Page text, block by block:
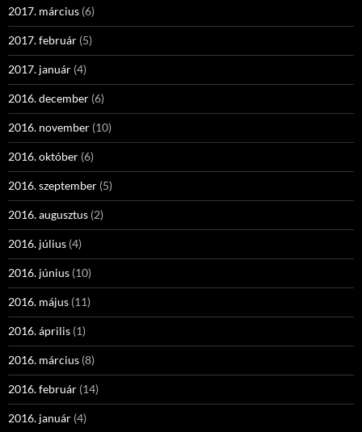
2017. március (6)
2017. február (5)
2017. január (4)
2016. december (6)
2016. november (10)
2016. október (6)
2016. szeptember (5)
2016. augusztus (2)
2016. július (4)
2016. június (10)
2016. május (11)
2016. április (1)
2016. március (8)
2016. február (14)
2016. január (4)